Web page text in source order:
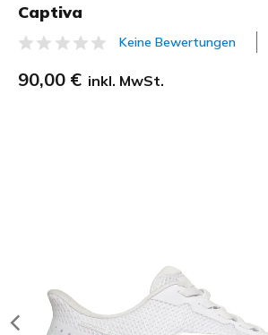
Captiva
3,6 von 5 Kundenbewertungen
Keine Bewertungen
90,00 € inkl. MwSt.